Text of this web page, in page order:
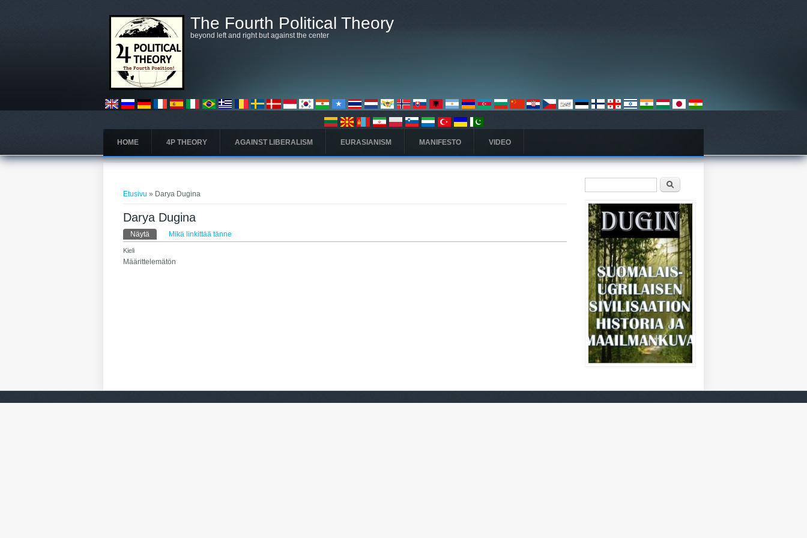
The Fourth Political Theory
beyond left and right but against the center
HOME 4P THEORY AGAINST LIBERALISM EURASIANISM MANIFESTO VIDEO
Etusivu » Darya Dugina
Darya Dugina
Ensisijaiset välilehdet
Näytä (aktiivinen välilehti)
Mikä linkittää tänne
Kieli
Määrittelemätön
Hakulomake